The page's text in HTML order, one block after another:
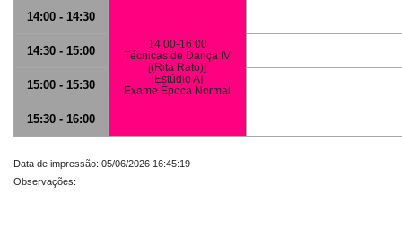
14:00 - 14:30
14:00-16:00
Técnicas de Dança IV
[(Rita Rato)]
[Estúdio A]
Exame Época Normal
14:30 - 15:00
15:00 - 15:30
15:30 - 16:00
Data de impressão: 05/06/2026 16:45:19
Observações: